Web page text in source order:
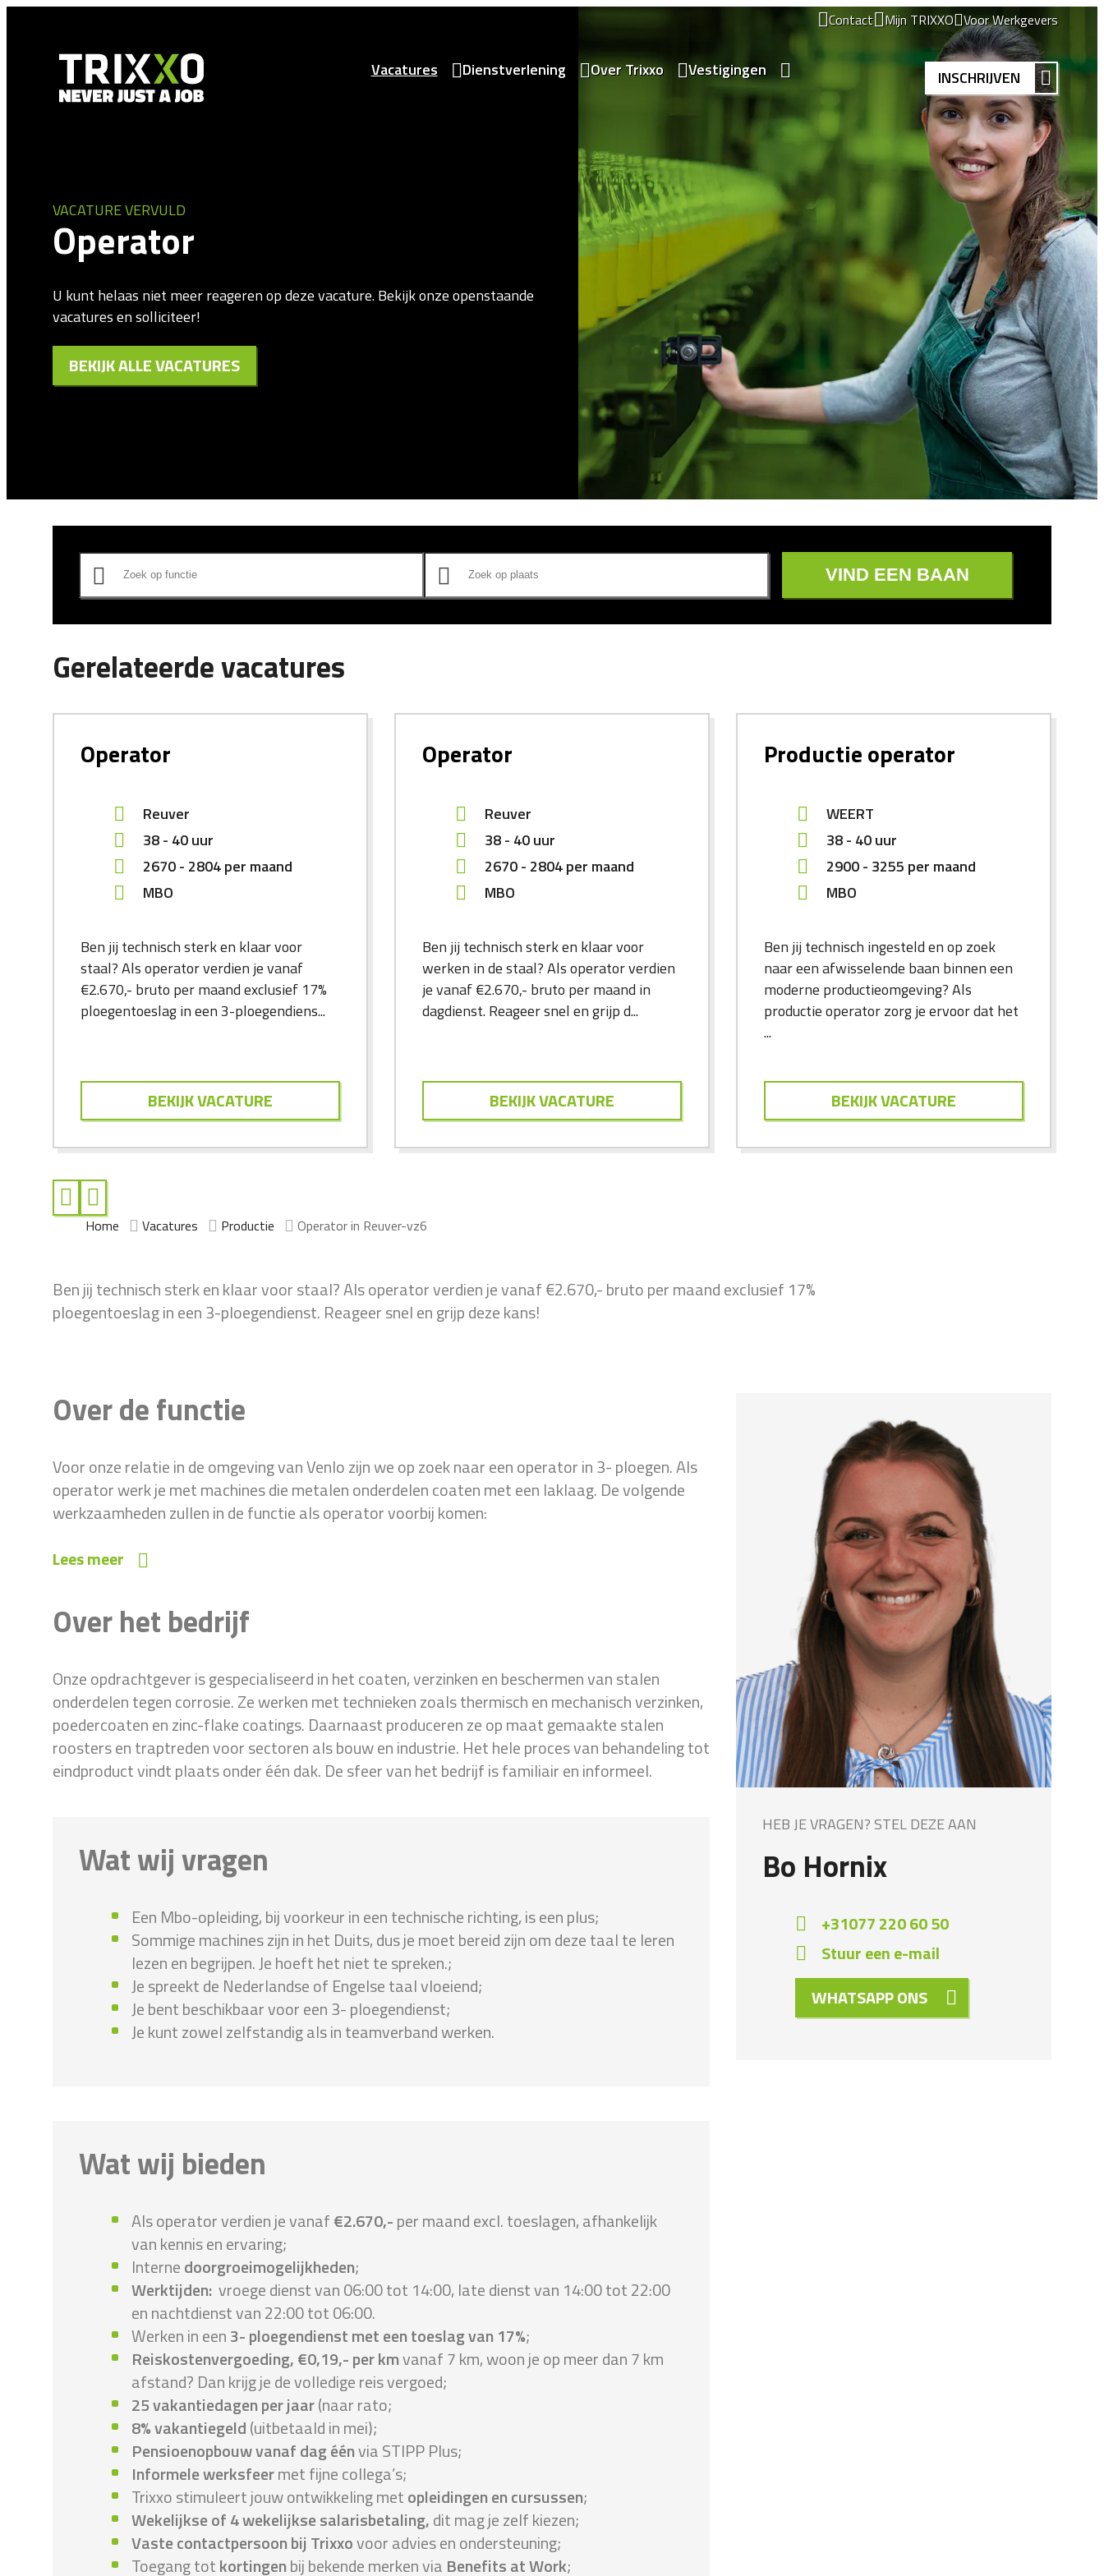
Contact Mijn TRIXXO Voor Werkgevers
Vacatures Dienstverlening Over Trixxo Vestigingen INSCHRIJVEN
VACATURE VERVULD
Operator
U kunt helaas niet meer reageren op deze vacature. Bekijk onze openstaande
vacatures en solliciteer!
BEKIJK ALLE VACATURES
VIND EEN BAAN
Gerelateerde vacatures
Operator
Reuver
38 - 40 uur
2670- 2804per maand
MBO
Ben jij technisch sterk en klaar voor
staal? Als operator verdien je vanaf
€2.670,- bruto per maand exclusief 17%
ploegentoeslag in een 3-ploegendiens...
BEKIJK VACATURE
Operator
Reuver
38 - 40 uur
2670- 2804per maand
MBO
Ben jij technisch sterk en klaar voor
werken in de staal? Als operator verdien
je vanaf €2.670,- bruto per maand in
dagdienst. Reageer snel en grijp d...
BEKIJK VACATURE
Productie operator
WEERT
38 - 40 uur
2900- 3255 per maand
MBO
Ben jij technisch ingesteld en op zoek
naar een afwisselende baan binnen een
moderne productieomgeving? Als
productie operator zorg je ervoor dat het
...
BEKIJK VACATURE
Home Vacatures Productie Operator in Reuver-vz6
Ben jij technisch sterk en klaar voor staal? Als operator verdien je vanaf €2.670,- bruto per maand exclusief 17%
ploegentoeslag in een 3-ploegendienst. Reageer snel en grijp deze kans!
Over de functie
Voor onze relatie in de omgeving van Venlo zijn we op zoek naar een operator in 3- ploegen. Als
operator werk je met machines die metalen onderdelen coaten met een laklaag. De volgende
werkzaamheden zullen in de functie als operator voorbij komen:
Lees meer
Over het bedrijf
Onze opdrachtgever is gespecialiseerd in het coaten, verzinken en beschermen van stalen
onderdelen tegen corrosie. Ze werken met technieken zoals thermisch en mechanisch verzinken,
poedercoaten en zinc-flake coatings. Daarnaast produceren ze op maat gemaakte stalen
roosters en traptreden voor sectoren als bouw en industrie. Het hele proces van behandeling tot
eindproduct vindt plaats onder één dak. De sfeer van het bedrijf is familiair en informeel.
Wat wij vragen
Een Mbo-opleiding, bij voorkeur in een technische richting, is een plus;
Sommige machines zijn in het Duits, dus je moet bereid zijn om deze taal te leren
lezen en begrijpen. Je hoeft het niet te spreken.;
Je spreekt de Nederlandse of Engelse taal vloeiend;
Je bent beschikbaar voor een 3- ploegendienst;
Je kunt zowel zelfstandig als in teamverband werken.
Wat wij bieden
Als operator verdien je vanaf€2.670,-per maand excl. toeslagen, afhankelijk
van kennis en ervaring;
Internedoorgroeimogelijkheden;
Werktijden: vroege dienst van 06:00 tot 14:00, late dienst van 14:00 tot 22:00
en nachtdienst van 22:00 tot 06:00.
Werken in een3- ploegendienst met een toeslag van 17%;
Reiskostenvergoeding, €0,19,- per kmvanaf 7 km, woon je op meer dan 7 km
afstand? Dan krijg je de volledige reis vergoed;
25 vakantiedagen per jaar(naar rato;
8% vakantiegeld(uitbetaald in mei);
Pensioenopbouw vanaf dag éénvia STIPP Plus;
Informele werksfeermet fijne collega’s;
Trixxo stimuleert jouw ontwikkeling metopleidingen en cursussen;
Wekelijkse of 4 wekelijkse salarisbetaling,dit mag je zelf kiezen;
Vaste contactpersoon bij Trixxovoor advies en ondersteuning;
Toegang totkortingenbij bekende merken via Benefits at Work;
HEB JE VRAGEN? STEL DEZE AAN
Bo Hornix
+31077 220 60 50
Stuur een e-mail
WHATSAPP ONS